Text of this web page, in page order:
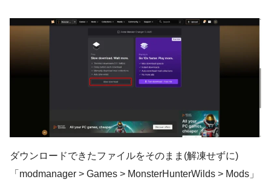
ダウンロードできたファイルをそのまま(解凍せずに)
「modmanager > Games > MonsterHunterWilds > Mods」